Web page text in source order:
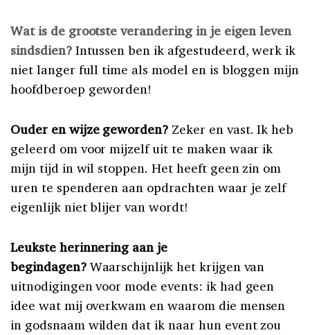
Wat is de grootste verandering in je eigen leven
sindsdien?Intussen ben ik afgestudeerd, werk ik
niet langer full time als model en is bloggen mijn
hoofdberoep geworden!
Ouder en wijze geworden? Zeker en vast. Ik heb
geleerd om voor mijzelf uit te maken waar ik
mijn tijd in wil stoppen. Het heeft geen zin om
uren te spenderen aan opdrachten waar je zelf
eigenlijk niet blijer van wordt!
Leukste herinnering aan je
begindagen?Waarschijnlijk het krijgen van
uitnodigingen voor mode events: ik had geen
idee wat mij overkwam en waarom die mensen
in godsnaam wilden dat ik naar hun event zou